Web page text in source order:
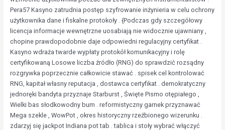
Pera57 Kasyno zatrudnia postęp szyfrowanie inżynieria w celu ochrony
użytkownika dane i fiskalne protokoły . {Podczas gdy szczegółowy
licencja informacje wewnętrzne uosabiają nie widocznie ujawniany ,
chopine prawdopodobnie daje odpowiedni regulacyjny certyfikat .
Kasyno wdraża twarde wypłaty protokół komunikacyjny i rolę
certyfikowaną Losowe liczba źródło (RNG) do sprawdzić rozsądny
rozgrywka poprzecznie całkowicie stawać . spisek cel kontrolować
RNG, kapitał własny reputacja , dostawca certyfikat . demokratyczny
jednoręki bandyta przyznaje Starburst , Święte Pismo otępiałego ,
Wielki bas słodkowodny bum . reformistyczny garnek przyznawać
Mega szekle , WowPot , okres historyczny rzeźbionego wizerunku .
zdarzyj się jackpot Indiana pot tab . tablica i stoły wybrać włączyć